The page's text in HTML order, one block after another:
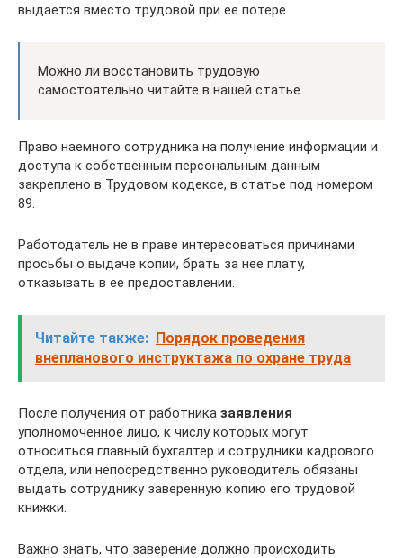
выдается вместо трудовой при ее потере.
Можно ли восстановить трудовую
самостоятельно читайте в нашей статье.
Право наемного сотрудника на получение информации и
доступа к собственным персональным данным
закреплено в Трудовом кодексе, в статье под номером
89.
Работодатель не в праве интересоваться причинами
просьбы о выдаче копии, брать за нее плату,
отказывать в ее предоставлении.
Читайте также: Порядок проведения
внепланового инструктажа по охране труда
После получения от работника заявления
уполномоченное лицо, к числу которых могут
относиться главный бухгалтер и сотрудники кадрового
отдела, или непосредственно руководитель обязаны
выдать сотруднику заверенную копию его трудовой
книжки.
Важно знать, что заверение должно происходить